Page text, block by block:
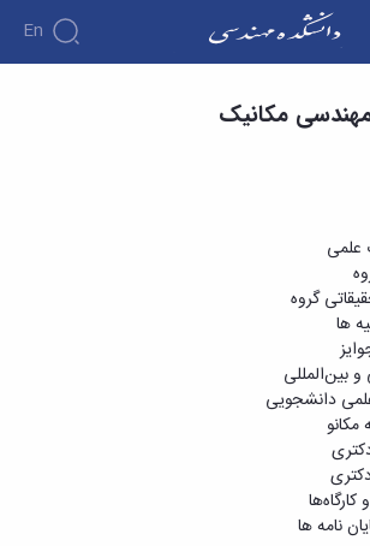
En
- دانشکده فنی و مهندسی
مکانیک
علمی
گروه
ها
و بین‌المللی
دانشجویی
مکانو
کارگاه‌ها
نامه ها